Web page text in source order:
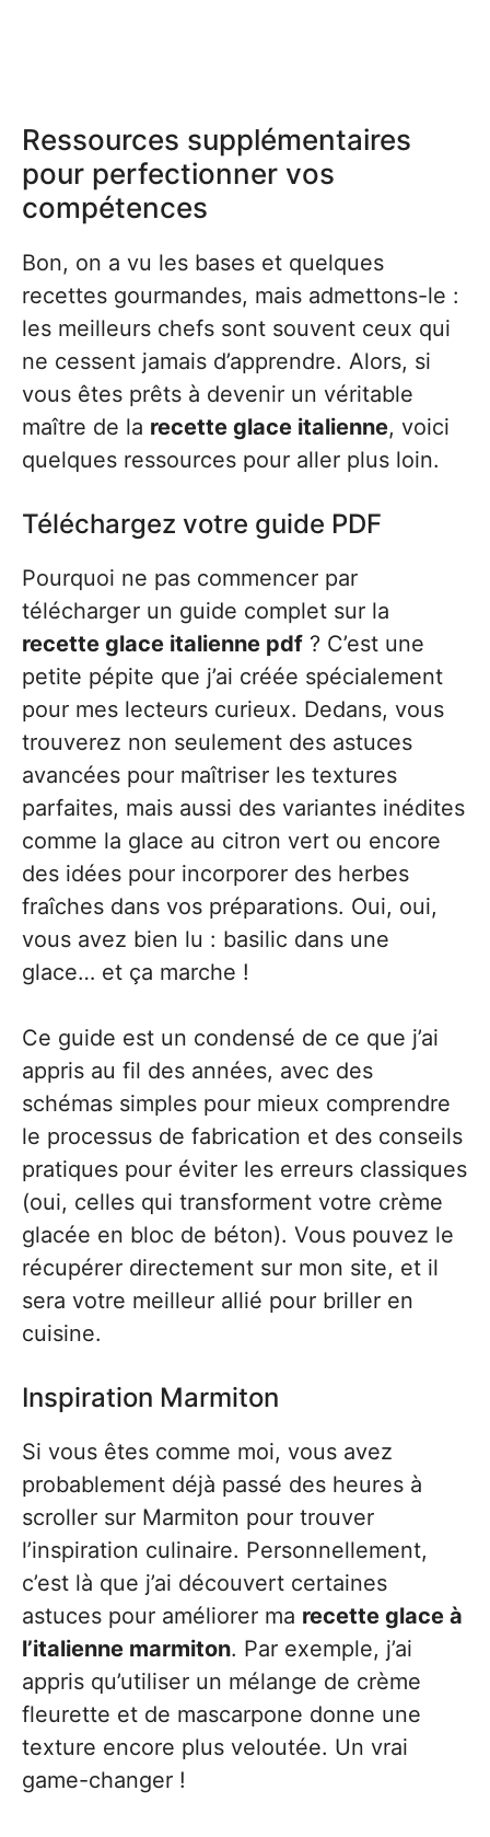
Ressources supplémentaires
pour perfectionner vos
compétences
Bon, on a vu les bases et quelques
recettes gourmandes, mais admettons-le :
les meilleurs chefs sont souvent ceux qui
ne cessent jamais d’apprendre. Alors, si
vous êtes prêts à devenir un véritable
maître de la recette glace italienne, voici
quelques ressources pour aller plus loin.
Téléchargez votre guide PDF
Pourquoi ne pas commencer par
télécharger un guide complet sur la
recette glace italienne pdf ? C’est une
petite pépite que j’ai créée spécialement
pour mes lecteurs curieux. Dedans, vous
trouverez non seulement des astuces
avancées pour maîtriser les textures
parfaites, mais aussi des variantes inédites
comme la glace au citron vert ou encore
des idées pour incorporer des herbes
fraîches dans vos préparations. Oui, oui,
vous avez bien lu : basilic dans une
glace… et ça marche !
Ce guide est un condensé de ce que j’ai
appris au fil des années, avec des
schémas simples pour mieux comprendre
le processus de fabrication et des conseils
pratiques pour éviter les erreurs classiques
(oui, celles qui transforment votre crème
glacée en bloc de béton). Vous pouvez le
récupérer directement sur mon site, et il
sera votre meilleur allié pour briller en
cuisine.
Inspiration Marmiton
Si vous êtes comme moi, vous avez
probablement déjà passé des heures à
scroller sur Marmiton pour trouver
l’inspiration culinaire. Personnellement,
c’est là que j’ai découvert certaines
astuces pour améliorer ma recette glace à
l’italienne marmiton. Par exemple, j’ai
appris qu’utiliser un mélange de crème
fleurette et de mascarpone donne une
texture encore plus veloutée. Un vrai
game-changer !